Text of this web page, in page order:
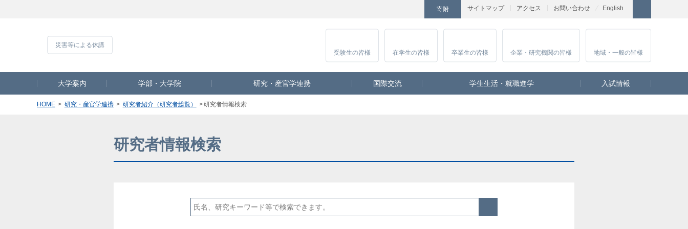
サイトマップ アクセス お問い合わせ
寄附 English
Instagram
受験生の皆様 在学生の皆様 卒業生の皆様 企業・研究機関の皆様 地域・一般の皆様
大学案内 学部・大学院 研究・産官学連携 国際交流 学生生活・就職進学 入試情報
HOME 研究・産官学連携 研究者紹介（研究者総覧） 研究者情報検索
研究者情報検索